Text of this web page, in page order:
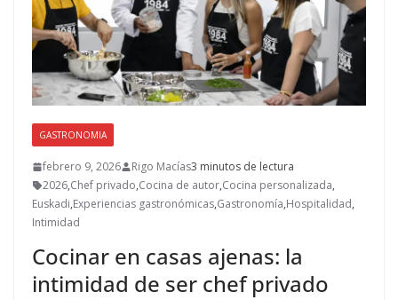
GASTRONOMIA
febrero 9, 2026 Rigo Macías3 minutos de lectura
2026,Chef privado,Cocina de autor,Cocina personalizada,
Euskadi,Experiencias gastronómicas,Gastronomía,Hospitalidad,
Intimidad
Cocinar en casas ajenas: la
intimidad de ser chef privado